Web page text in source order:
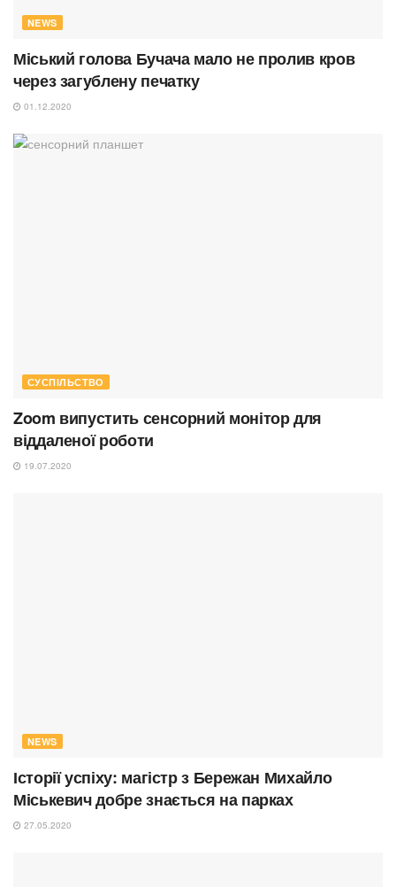
NEWS
Міський голова Бучача мало не пролив кров
через загублену печатку
01.12.2020
СУСПІЛЬСТВО
Zoom випустить сенсорний монітор для
віддаленої роботи
19.07.2020
NEWS
Історії успіху: магістр з Бережан Михайло
Міськевич добре знається на парках
27.05.2020